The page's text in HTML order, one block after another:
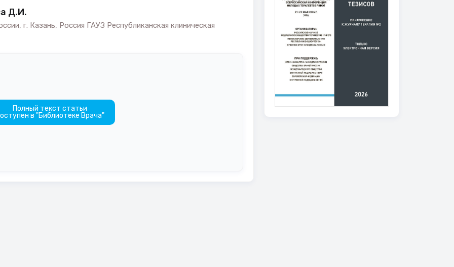
Д.И.
г. Казань, Россия ГАУЗ Республиканская клиническая
Полный текст статьи
в "Библиотеке Врача"